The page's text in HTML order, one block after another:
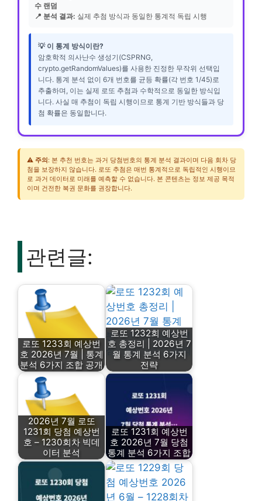
수 랜덤
📍 분석 결과: 실제 추첨 방식과 동일한 통계적 독립 시행
💡 이 통계 방식이란?
암호학적 의사난수 생성기(CSPRNG,
crypto.getRandomValues)를 사용한 진정한 무작위 선택입
니다. 통계 분석 없이 6개 번호를 균등 확률(각 번호 1/45)로
추출하며, 이는 실제 로또 추첨과 수학적으로 동일한 방식입
니다. 사실 매 추첨이 독립 시행이므로 통계 기반 방식들과 당
첨 확률은 동일합니다.
⚠️ 주의: 본 추천 번호는 과거 당첨번호의 통계 분석 결과이며 다음 회차 당
첨을 보장하지 않습니다. 로또 추첨은 매번 통계적으로 독립적인 시행이므
로 과거 데이터로 미래를 예측할 수 없습니다. 본 콘텐츠는 정보 제공 목적
이며 건전한 복권 문화를 권장합니다.
관련글:
로또 1233회 예상번
호 2026년 7월 | 통계
분석 6가지 조합 공개
로또 1232회 예상번
호 총정리 | 2026년 7
월 통계 분석 6가지
전략
2026년 7월 로또
1231회 당첨 예상번
호 – 1230회차 빅데
이터 분석
로또 1231회 예상번
호 2026년 7월 당첨
통계 분석 6가지 조합